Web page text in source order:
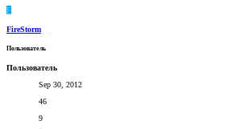
F
FireStorm
Пользователь
Пользователь
Sep 30, 2012
46
9